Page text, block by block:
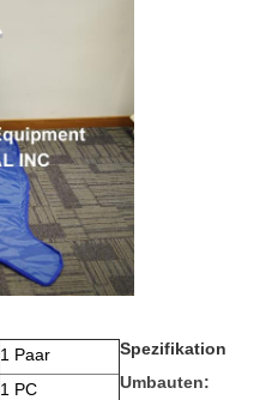
1 Paar
1 PC
Spezifikation
Umbauten: